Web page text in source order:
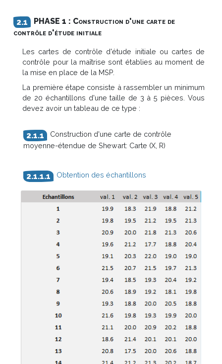
PHASE 1 : Construction d'une carte de
contrôle d'étude initiale
Les cartes de contrôle d'étude initiale ou cartes de
contrôle pour la maîtrise sont établies au moment de
la mise en place de la MSP.
La première étape consiste à rassembler un minimum
de 20 échantillons d'une taille de 3 à 5 pièces. Vous
devez avoir un tableau de ce type :
Construction d'une carte de contrôle
moyenne-étendue de Shewart: Carte (X, R)
Obtention des échantillons